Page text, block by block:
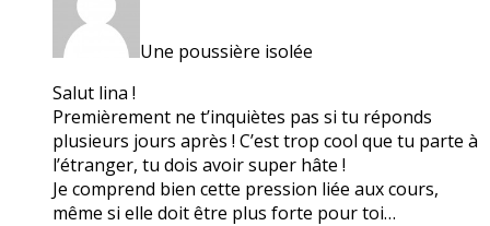
Une poussière isolée
Salut lina !
Premièrement ne t’inquiètes pas si tu réponds
plusieurs jours après ! C’est trop cool que tu parte à
l’étranger, tu dois avoir super hâte !
Je comprend bien cette pression liée aux cours,
même si elle doit être plus forte pour toi…